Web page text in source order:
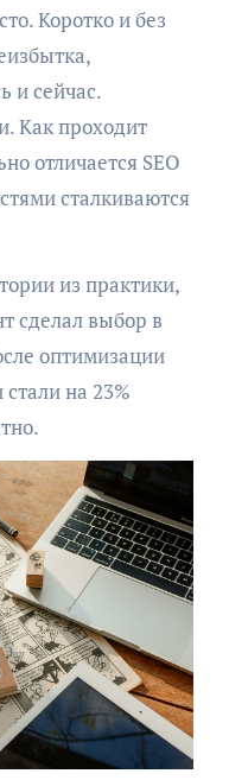
Коротко и без
и сейчас.
Как проходит
отличается SEO
сталкиваются
из практики,
сделал выбор в
оптимизации
на 23%